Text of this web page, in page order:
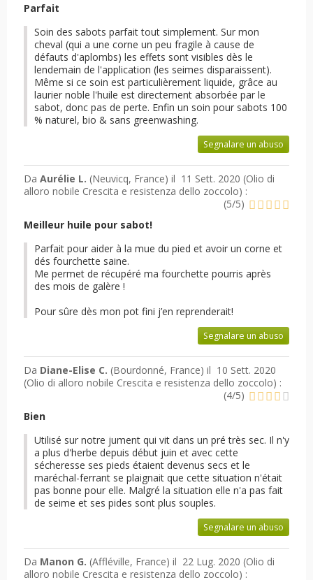
Parfait
Soin des sabots parfait tout simplement. Sur mon
cheval (qui a une corne un peu fragile à cause de
défauts d'aplombs) les effets sont visibles dès le
lendemain de l'application (les seimes disparaissent).
Même si ce soin est particulièrement liquide, grâce au
laurier noble l'huile est directement absorbée par le
sabot, donc pas de perte. Enfin un soin pour sabots 100
% naturel, bio & sans greenwashing.
Segnalare un abuso
Da Aurélie L. (Neuvicq, France) il 11 Sett. 2020 (Olio di
alloro nobile Crescita e resistenza dello zoccolo) :
(5/5)
Meilleur huile pour sabot!
Parfait pour aider à la mue du pied et avoir un corne et
dés fourchette saine.
Me permet de récupéré ma fourchette pourris après
des mois de galère !
Pour sûre dès mon pot fini j’en reprenderait!
Segnalare un abuso
Da Diane-Elise C. (Bourdonné, France) il 10 Sett. 2020
(Olio di alloro nobile Crescita e resistenza dello zoccolo) :
(4/5)
Bien
Utilisé sur notre jument qui vit dans un pré très sec. Il n'y
a plus d'herbe depuis début juin et avec cette
sécheresse ses pieds étaient devenus secs et le
maréchal-ferrant se plaignait que cette situation n'était
pas bonne pour elle. Malgré la situation elle n'a pas fait
de seime et ses pides sont plus souples.
Segnalare un abuso
Da Manon G. (Affléville, France) il 22 Lug. 2020 (Olio di
alloro nobile Crescita e resistenza dello zoccolo) :